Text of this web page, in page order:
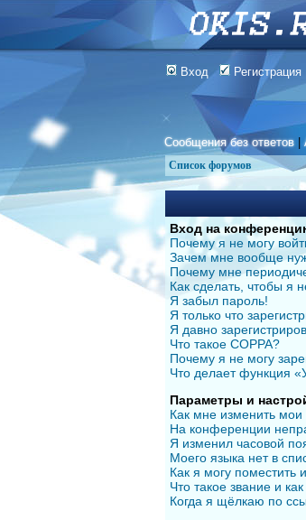
Вход Регистрация
Сообщения без ответов |
Список форумов
Вход на
Почему я не могу
Зачем мне вообще
Почему мне
Как сделать, чтобы я
Я забыл пароль!
Я только что
Я давно
Что такое COPPA?
Почему я не могу
Что делает функция
Параметры и
Как мне изменить мои
На конференции
Я изменил часовой
Моего языка нет в
Как я могу
Что такое звание и
Когда я щёлкаю по